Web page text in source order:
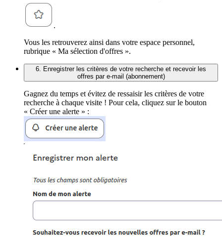
.
Vous les retrouverez ainsi dans votre espace personnel,
rubrique « Ma sélection d'offres ».
6. Enregistrer les critères de votre recherche et recevoir les
offres par e-mail (abonnement)
Gagnez du temps et évitez de ressaisir les critères de votre
recherche à chaque visite ! Pour cela, cliquez sur le bouton
« Créer une alerte » :